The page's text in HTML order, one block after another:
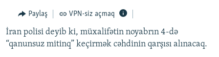
Axtarışa
keç
#ƏSLINDƏ
FƏRQƏ BAX
QANUNI DOĞRU
Paylaş VPN-siz açmaq
İran polisi deyib ki, müxalifətin noyabrın 4-də
“qanunsuz mitinq” keçirmək cəhdinin qarşısı alınacaq.